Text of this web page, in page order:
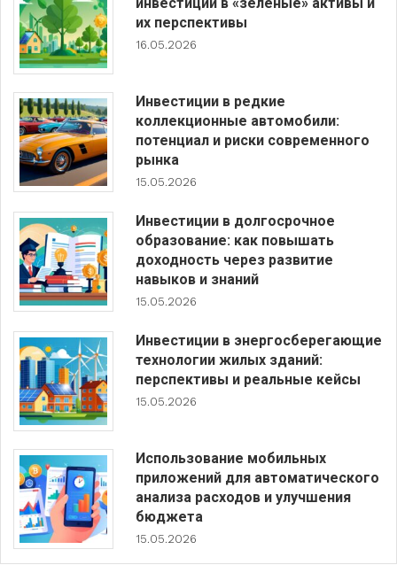
их перспективы
16.05.2026
Инвестиции в редкие
коллекционные автомобили:
потенциал и риски современного
рынка
15.05.2026
Инвестиции в долгосрочное
образование: как повышать
доходность через развитие
навыков и знаний
15.05.2026
Инвестиции в энергосберегающие
технологии жилых зданий:
перспективы и реальные кейсы
15.05.2026
Использование мобильных
приложений для автоматического
анализа расходов и улучшения
бюджета
15.05.2026